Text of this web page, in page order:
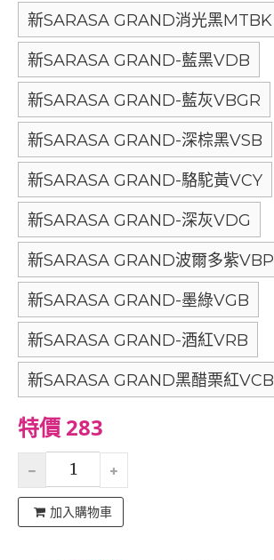
新SARASA GRAND消光黑MTBK
新SARASA GRAND-藍黑VDB
新SARASA GRAND-藍灰VBGR
新SARASA GRAND-深棕黑VSB
新SARASA GRAND-駱駝黃VCY
新SARASA GRAND-深灰VDG
新SARASA GRAND波爾多紫VBP
新SARASA GRAND-墨綠VGB
新SARASA GRAND-酒紅VRB
新SARASA GRAND黑醋栗紅VCB
特價 283
加入購物車